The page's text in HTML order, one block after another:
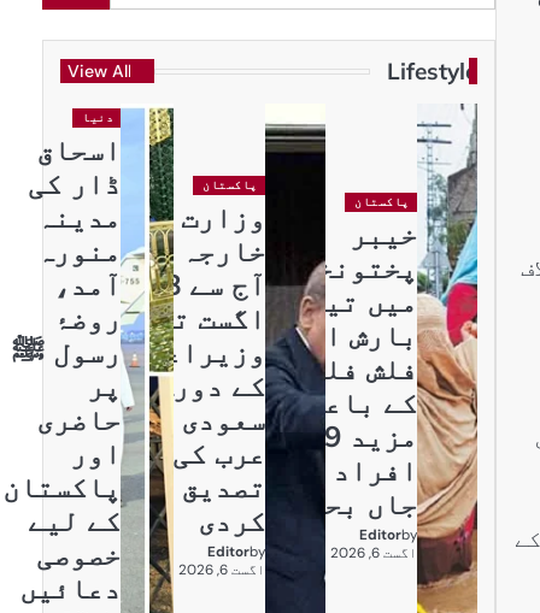
Lifestyle
View All
پاکستان
خیبر
پختونخوا
میں تیز
بارش اور
فلش فلڈ
کے باعث
مزید 9
افراد
جاں بحق
by
Editor
اگست 6, 2026
پاکستان
وزارت
خارجہ نے
آج سے 8
اگست تک
وزیراعظم
کے دورہ
سعودی
عرب کی
تصدیق
کردی
by
Editor
اگست 6, 2026
دنیا
اسحاق
ڈار کی
مدینہ
منورہ
آمد،
روضۂ
رسول ﷺ
پر
حاضری
اور
پاکستان
کے لیے
خصوصی
دعائیں